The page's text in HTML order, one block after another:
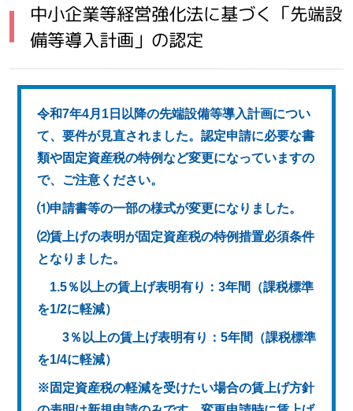
中小企業等経営強化法に基づく「先端設
備等導入計画」の認定
令和7年4月1日以降の先端設備等導入計画につい
て、要件が見直されました。 認定申請に必要な書
類や固定資産税の特例など変更になっていますの
で、ご注意ください。
⑴申請書等の一部の様式が変更になりました。
⑵賃上げの表明が固定資産税の特例措置必須条件
となりました。
1.5％以上の賃上げ表明有り：3年間（課税標準
を1/2に軽減）
3％以上の賃上げ表明有り：5年間（課税標準
を1/4に軽減）
※固定資産税の軽減を受けたい場合の賃上げ方針